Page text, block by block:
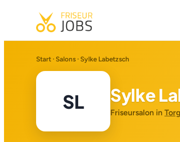
Start · Salons · Sylke Labetzsch
SL Sylke
Friseursalon in